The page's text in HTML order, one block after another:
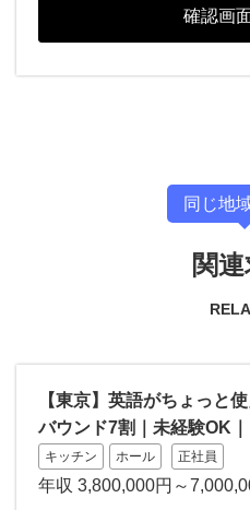
同じ地
関
【東京】英語がちょっと
バウンド7割｜未経験OK
キッチン ホール 正社員
年収 3,800,000円～